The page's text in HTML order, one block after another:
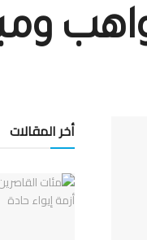
أخر المقالات